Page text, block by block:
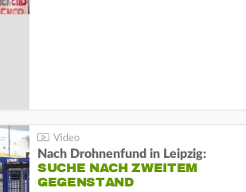
Nach Drohnenfund in Leipzig:
SUCHE NACH ZWEITEM
GEGENSTAND